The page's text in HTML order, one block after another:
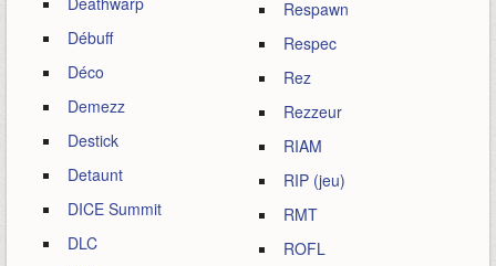
Débuff
Déco
Demezz
Destick
Detaunt
DICE Summit
DLC
Respawn
Respec
Rez
Rezzeur
RIAM
RIP (jeu)
RMT
ROFL